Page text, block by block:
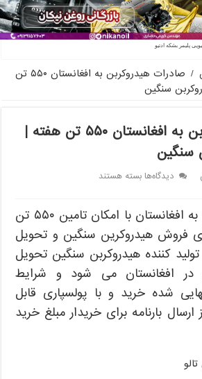
/
صادرات هیدروکربن به افغانستان ۵۵۰ تن
سنگین
صادرات هیدروکربن به افغانستان ۵۵۰ تن هفته |
سنگین
دیدگاه‌هابرای
به
افغانستان
۵۵۰
تن
هفته
|
فروش
هیدروکربن
سنگین
بسته هستند
صادرات هیدروکربن به افغانستان با امکان تامین ۵۵۰ تن
فروش هیدروکرین سنگین و تحویل
کننده هیدروکربن سنگین تحویل
در افغانستان می شود و شرایط
شده خرید و با پولسپاری قابل
بارنامه برای خریدار مبلغ خرید